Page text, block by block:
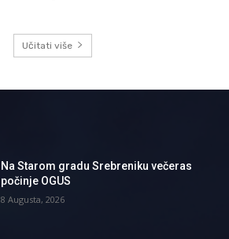
Učitati više
Na Starom gradu Srebreniku večeras
počinje OGUS
8 Augusta, 2026